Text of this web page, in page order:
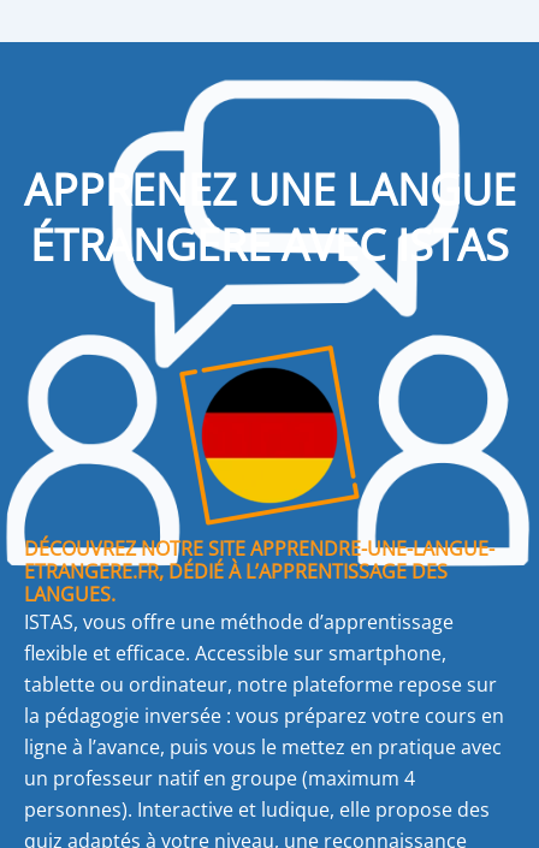
APPRENEZ UNE LANGUE
ÉTRANGÈRE AVEC ISTAS
DÉCOUVREZ NOTRE SITE APPRENDRE-UNE-LANGUE-
ETRANGERE.FR, DÉDIÉ À L’APPRENTISSAGE DES
LANGUES.
ISTAS, vous offre une méthode d’apprentissage
flexible et efficace. Accessible sur smartphone,
tablette ou ordinateur, notre plateforme repose sur
la pédagogie inversée : vous préparez votre cours en
ligne à l’avance, puis vous le mettez en pratique avec
un professeur natif en groupe (maximum 4
personnes). Interactive et ludique, elle propose des
quiz adaptés à votre niveau, une reconnaissance